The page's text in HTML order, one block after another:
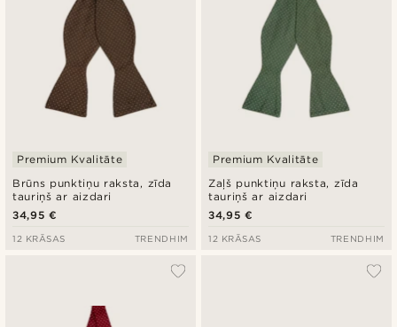
Brūns punktiņu raksta, zīda
tauriņš ar aizdari
Premium Kvalitāte
34,95 €
12 KRĀSAS TRENDHIM
Zaļš punktiņu raksta, zīda
tauriņš ar aizdari
Premium Kvalitāte
34,95 €
12 KRĀSAS TRENDHIM